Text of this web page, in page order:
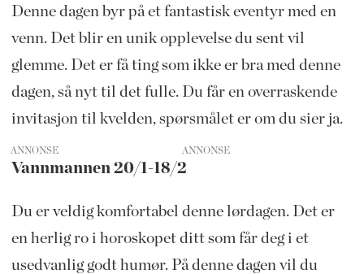
Denne dagen byr på et fantastisk eventyr med en
venn. Det blir en unik opplevelse du sent vil
glemme. Det er få ting som ikke er bra med denne
dagen, så nyt til det fulle. Du får en overraskende
invitasjon til kvelden, spørsmålet er om du sier ja.
ANNONSE
Vannmannen 20/1-18/2
Du er veldig komfortabel denne lørdagen. Det er
en herlig ro i horoskopet ditt som får deg i et
usedvanlig godt humør. På denne dagen vil du